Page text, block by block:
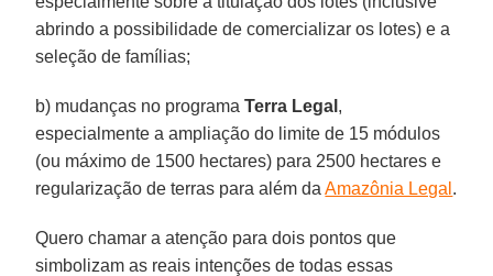
abrindo a possibilidade de comercializar os lotes) e a
seleção de famílias;
b) mudanças no programaTerra Legal ,
especialmente a ampliação do limite de 15 módulos
(ou máximo de 1500 hectares) para 2500 hectares e
regularização de terras para além daAmazônia Legal .
Quero chamar a atenção para dois pontos que
simbolizam as reais intenções de todas essas